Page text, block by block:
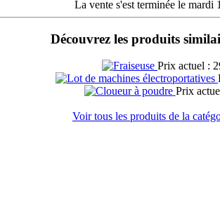
La vente s'est terminée le mardi
Découvrez les produits
Prix actuel :
Prix
Voir tous les produits de la